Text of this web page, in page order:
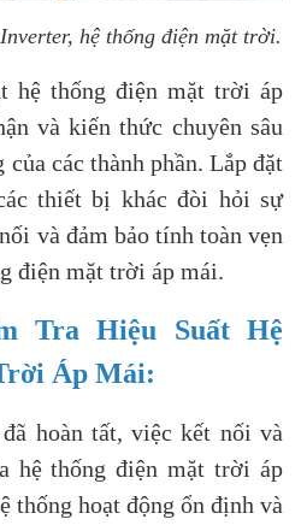
hệ thống điện mặt trời.
hệ thống điện mặt trời áp
và kiến thức chuyên sâu
các thành phần. Lắp đặt
thiết bị khác đòi hỏi sự
và đảm bảo tính toàn vẹn
điện mặt trời áp mái.
Tra Hiệu Suất Hệ
Áp Mái:
hoàn tất, việc kết nối và
hệ thống điện mặt trời áp
thống hoạt động ổn định và